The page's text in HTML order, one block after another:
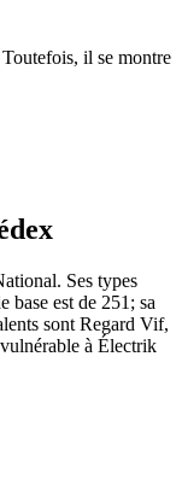
il se montre
Ses types
base est de 251; sa
sont Regard Vif,
à Électrik